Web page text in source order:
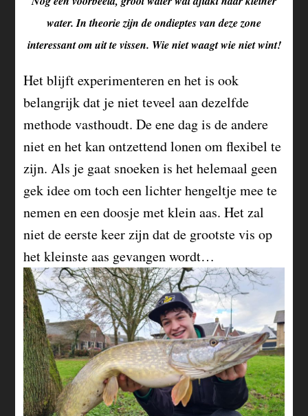
water. In theorie zijn de ondieptes van deze zone
interessant om uit te vissen. Wie niet waagt wie niet wint!
Het blijft experimenteren en het is ook
belangrijk dat je niet teveel aan dezelfde
methode vasthoudt. De ene dag is de andere
niet en het kan ontzettend lonen om flexibel te
zijn. Als je gaat snoeken is het helemaal geen
gek idee om toch een lichter hengeltje mee te
nemen en een doosje met klein aas. Het zal
niet de eerste keer zijn dat de grootste vis op
het kleinste aas gevangen wordt…